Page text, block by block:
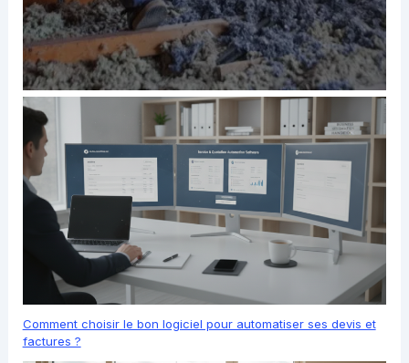
Comment choisir le bon logiciel pour automatiser ses devis et
factures ?